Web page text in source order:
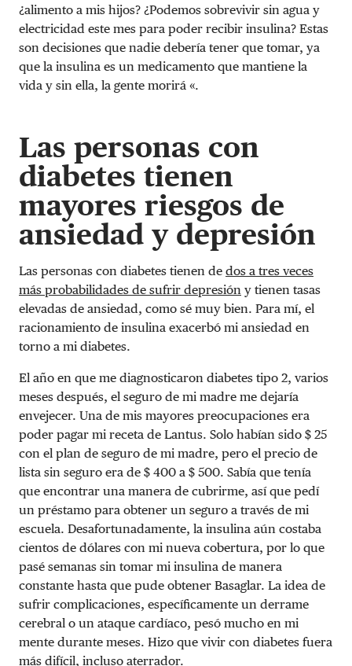
¿alimento a mis hijos? ¿Podemos sobrevivir sin agua y
electricidad este mes para poder recibir insulina? Estas
son decisiones que nadie debería tener que tomar, ya
que la insulina es un medicamento que mantiene la
vida y sin ella, la gente morirá «.
Las personas con
diabetes tienen
mayores riesgos de
ansiedad y depresión
Las personas con diabetes tienen de dos a tres veces
más probabilidades de sufrir depresión y tienen tasas
elevadas de ansiedad, como sé muy bien. Para mí, el
racionamiento de insulina exacerbó mi ansiedad en
torno a mi diabetes.
El año en que me diagnosticaron diabetes tipo 2, varios
meses después, el seguro de mi madre me dejaría
envejecer. Una de mis mayores preocupaciones era
poder pagar mi receta de Lantus. Solo habían sido $ 25
con el plan de seguro de mi madre, pero el precio de
lista sin seguro era de $ 400 a $ 500. Sabía que tenía
que encontrar una manera de cubrirme, así que pedí
un préstamo para obtener un seguro a través de mi
escuela. Desafortunadamente, la insulina aún costaba
cientos de dólares con mi nueva cobertura, por lo que
pasé semanas sin tomar mi insulina de manera
constante hasta que pude obtener Basaglar. La idea de
sufrir complicaciones, específicamente un derrame
cerebral o un ataque cardíaco, pesó mucho en mi
mente durante meses. Hizo que vivir con diabetes fuera
más difícil, incluso aterrador.